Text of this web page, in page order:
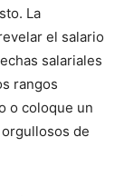
La
el salario
salariales
rangos
o coloque un
de